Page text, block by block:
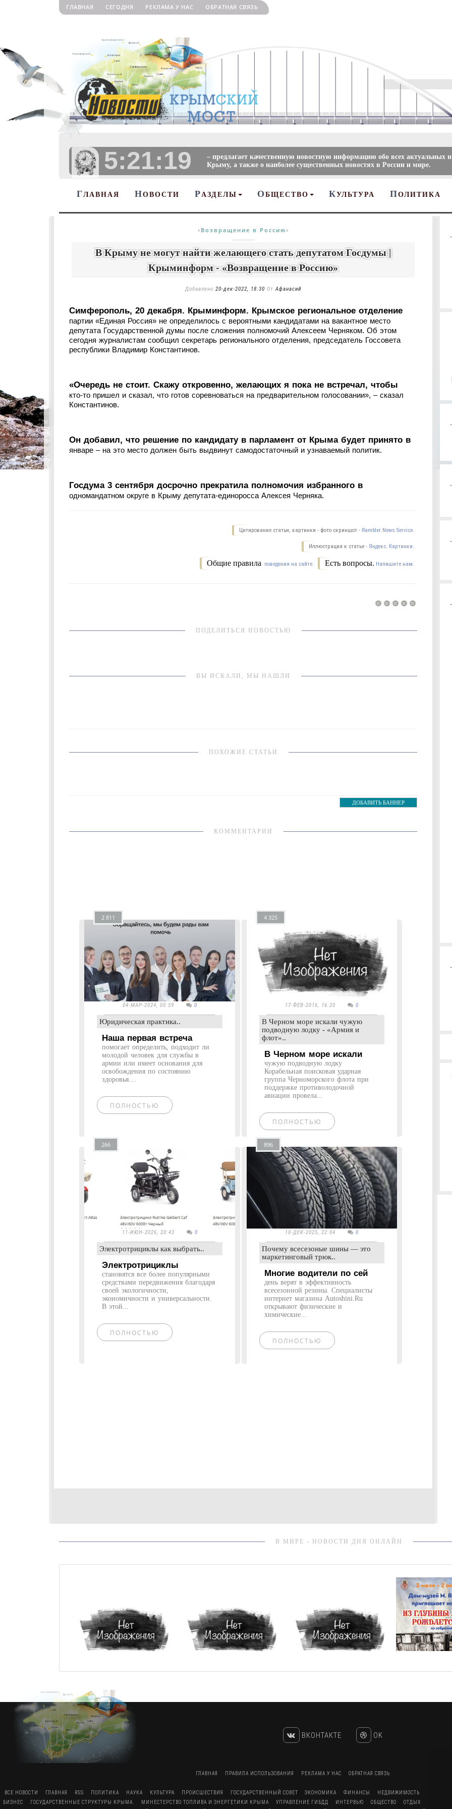
ГЛАВНАЯ СЕГОДНЯ РЕКЛАМА У НАС ОБРАТНАЯ СВЯЗЬ
5:21:20
– предлагает качественную новостную информацию обо всех актуальных
Крыму, а также о наиболее существенных новостях в России и мире.
ГЛАВНАЯ НОВОСТИ Р АЗДЕЛЫ О БЩЕСТВО КУЛЬТУРА ПОЛИТИКА
« Возвращение в Россию»
В Крыму не могут найти желающего стать депутатом Госдумы |
Крыминформ - «Возвращение в Россию»
Добавлено 20-дек-2022, 18:30 ОтАфанасий
Симферополь, 20 декабря. Крыминформ. Крымское региональное отделение
партии «Единая Россия» не определилось с вероятными кандидатами на вакантное место
депутата Государственной думы после сложения полномочий Алексеем Черняком. Об этом
сегодня журналистам сообщил секретарь регионального отделения, председатель Госсовета
республики Владимир Константинов.
«Очередь не стоит. Скажу откровенно, желающих я пока не встречал, чтобы
кто-то пришел и сказал, что готов соревноваться на предварительном голосовании», – сказал
Константинов.
Он добавил, что решение по кандидату в парламент от Крыма будет принято в
январе – на это место должен быть выдвинут самодостаточный и узнаваемый политик.
Госдума 3 сентября досрочно прекратила полномочия избранного в
одномандатном округе в Крыму депутата-единоросса Алексея Черняка.
Цитирование статьи, картинки - фото скриншот - Rambler News Service.
Иллюстрация к статье - Яндекс. Картинки.
Есть вопросы. Напишите нам.
Общие правила поведения на сайте.
ПОДЕЛИТЬСЯ НОВОСТЬЮ
ВЫ ИСКАЛИ, МЫ НАШЛИ
ПОХОЖИЕ СТАТЬИ
ДОБАВИТЬ БАННЕР
КОММЕНТАРИИ
2 811
04-МАР-2024, 00:59 0
Юридическая практика..
Наша первая встреча
помогает определить, подходит ли
молодой человек для службы в
армии или имеет основания для
освобождения по состоянию
здоровья....
ПОЛНОСТЬЮ
4 325
17-ФЕВ-2016, 16:20 0
В Черном море искали чужую
подводную лодку - «Армия и
флот»..
В Черном море искали
чужую подводную лодку
Корабельная поисковая ударная
группа Черноморского флота при
поддержке противолодочной
авиации провела...
ПОЛНОСТЬЮ
266
11-ИЮН-2026, 20:43 0
Электротрициклы как выбрать..
Электротрициклы
становятся все более популярными
средствами передвижения благодаря
своей экологичности,
экономичности и универсальности.
В этой...
ПОЛНОСТЬЮ
896
10-ДЕК-2025, 22:04 0
Почему всесезоные шины — это
маркетинговый трюк..
Многие водители по сей
день верят в эффективность
всесезонной резины. Специалисты
интернет магазина Autoshini.Ru
открывают физические и
химические...
ПОЛНОСТЬЮ
В МИРЕ - НОВОСТИ ДНЯ ОНЛАЙН
ВКОНТАКТЕ OK
ГЛАВНАЯ ПРАВИЛА ИСПОЛЬЗОВАНИЯ РЕКЛАМА У НАС ОБРАТНАЯ СВЯЗЬ
ВСЕ НОВОСТИ ГЛАВНАЯ RSS ПОЛИТИКА НАУКА КУЛЬТУРА ПРОИСШЕСТВИЯ ГОСУДАРСТВЕННЫЙ СОВЕТ ЭКОНОМИКА ФИНАНСЫ
НЕДВИЖИМОСТЬ
БИЗНЕС
ГОСУДАРСТВЕННЫЕ СТРУКТУРЫ КРЫМА. МИНЕСТЕРСТВО ТОПЛИВА И ЭНЕРГЕТИКИ КРЫМА УПРАВЛЕНИЕ ГИБДД ИНТЕРВЬЮ ОБЩЕСТВО
ОТДЫХ